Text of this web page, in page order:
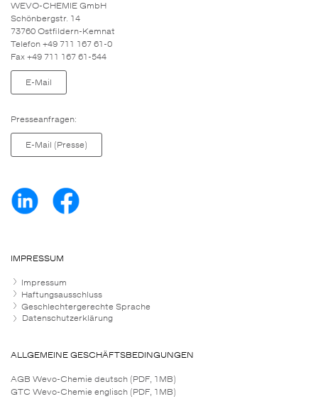
WEVO-CHEMIE GmbH
Schönbergstr. 14
73760 Ostfildern-Kemnat
Telefon +49 711 167 61-0
Fax +49 711 167 61-544
E-Mail
Presseanfragen:
E-Mail (Presse)
IMPRESSUM
Impressum
Haftungsausschluss
Geschlechtergerechte Sprache
Datenschutzerklärung
ALLGEMEINE GESCHÄFTSBEDINGUNGEN
AGB Wevo-Chemie deutsch (PDF, 1MB)
GTC Wevo-Chemie englisch (PDF, 1MB)